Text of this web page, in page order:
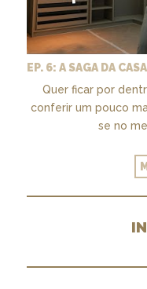
Quer ficar por
conferir um pouco
se no